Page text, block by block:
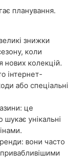
планування.
знижки
коли
нових колекцій.
інтернет-
або спеціальні
це
шукає унікальні
вони часто